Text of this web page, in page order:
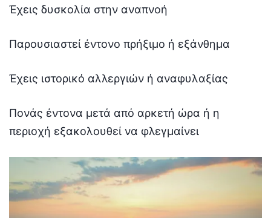
Έχεις δυσκολία στην αναπνοή
Παρουσιαστεί έντονο πρήξιμο ή εξάνθημα
Έχεις ιστορικό αλλεργιών ή αναφυλαξίας
Πονάς έντονα μετά από αρκετή ώρα ή η
περιοχή εξακολουθεί να φλεγμαίνει